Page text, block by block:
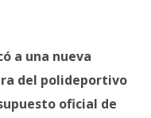
a una nueva
del polideportivo
oficial de